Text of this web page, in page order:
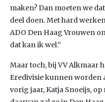
maken? Dan moeten we
deel doen. Met hard
ADO Den Haag Vrouwen
dat kan ik wel.”
Maar toch, bij VV Alkmaar
Eredivisie kunnen worden
vorig jaar, Katja Snoeijs,